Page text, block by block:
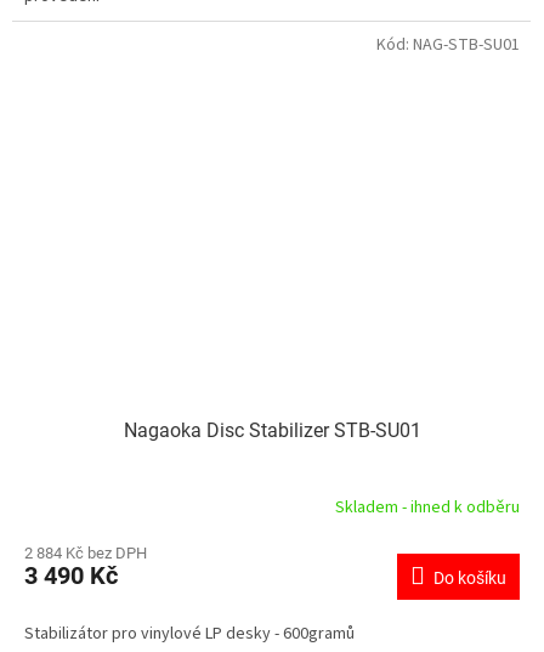
Nagaoka Disc Stabilizer STB-SU01
Skladem - ihned k odběru
2 884 Kč bez DPH
3 490 Kč Do košíku
Stabilizátor pro vinylové LP desky - 600gramů
Kód: NAG-STB-SU01